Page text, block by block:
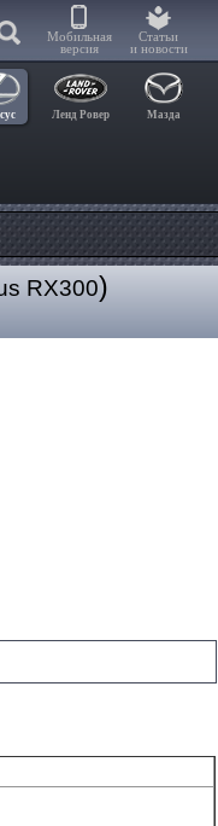
Мобильная
версия
Статьи
и новости
Ленд Ровер Мазда
RX300)